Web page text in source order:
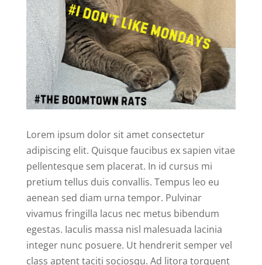
Lorem ipsum dolor sit amet consectetur
adipiscing elit. Quisque faucibus ex sapien vitae
pellentesque sem placerat. In id cursus mi
pretium tellus duis convallis. Tempus leo eu
aenean sed diam urna tempor. Pulvinar
vivamus fringilla lacus nec metus bibendum
egestas. Iaculis massa nisl malesuada lacinia
integer nunc posuere. Ut hendrerit semper vel
class aptent taciti sociosqu. Ad litora torquent